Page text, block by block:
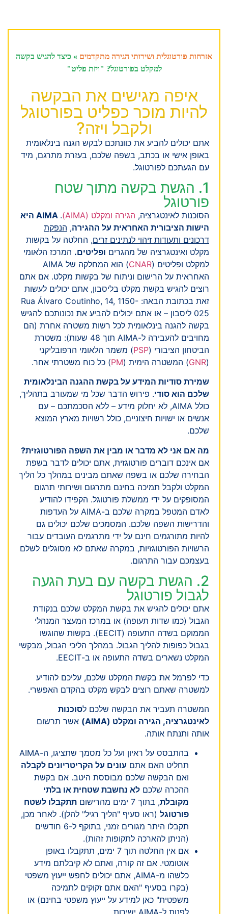
אזרחות פורטוגלית ושירותי הגירה מתקדמים » כיצד להגיש בקשה
למקלט בפורטוגל? "ויזת פליט"
איפה מגישים את הבקשה
להיות מוכר כפליט בפורטוגל
ולקבל ויזה?
אתם יכולים להביע את כוונתכם לבקש הגנה בינלאומית
באופן אישי או בכתב, בשפה שלכם, בעזרת מתרגם, מיד
עם הגעתכם לפורטוגל.
1. הגשת בקשה מתוך שטח
פורטוגל
הסוכנות לאינטגרציה, הגירה ומקלט (AIMA) .
AIMA היא
הישות הציבורית האחראית על ההגירה, הנפקת
דרכונים ותעודות זיהוי לנתינים זרים, החלטה על בקשות
מקלט ואינטגרציה של מהגרים ופליטים. המרכז הלאומי
למקלט ופליטים (CNAR
) הוא המחלקה של AIMA
האחראית על הרישום וניתוח של בקשות מקלט. אם אתם
רוצים להגיש בקשת מקלט בליסבון, אתם יכולים לעשות
זאת בכתובת הבאה: Rua Álvaro Coutinho, 14, 1150-
025 ליסבון – או אתם יכולים להביע את נכונותכם להגיש
בקשה להגנה בינלאומית לכל רשות משטרה אחרת (הם
מחויבים להעבירה ל-AIMA תוך 48 שעות): משטרת
הביטחון הציבורי (PSP) משמר הלאומי הרפובליקני
(
GNR) המשטרה הימית (PM) כל כוח משטרתי אחר.
שמירת סודיות המידע על בקשת ההגנה הבינלאומית
שלכם הוא סודי. פירוש הדבר שכל מי שמעורב בתהליך,
כולל AIMA, לא יחלוק מידע – ללא הסכמתכם – עם
אנשים או ישויות חיצוניים, כולל רשויות מארץ המוצא
שלכם.
מה אם אני לא מדבר או מבין את השפה הפורטוגזית?
אם אינכם דוברים פורטוגזית, אתם יכולים לדבר בשפת
הבחירה שלכם או בשפה שאתם מבינים במהלך כל הליך
המקלט ולקבל תמיכה בחינם מתרגום ושירותי תרגום
המסופקים על ידי ממשלת פורטוגל. הקפידו להודיע
לאדם המטפל במקרה שלכם ב-AIMA על העדפות
והדרישות השפה שלכם. המסמכים שלכם יכולים גם
להיות מתורגמים חינם על ידי מתרגמים העובדים עבור
הרשויות הפורטוגזיות, במקרה שאתם לא מסוגלים לשלם
בעצמכם עבור התרגום.
2. הגשת בקשה עם בעת הגעה
לגבול פורטוגל
אתם יכולים להגיש את בקשת המקלט שלכם בנקודת
הגבול (כמו שדות תעופה) או במרכז המעצר המנהלי
הממוקם בשדה התעופה (EECIT). בקשות שהוגשו
בגבול כפופות להליך הגבול. במהלך הליכי הגבול, מבקשי
המקלט נשארים בשדה התעופה או ב-EECIT.
כדי לפרמל את בקשת המקלט שלכם, עליכם להודיע
למשטרה שאתם רוצים לבקש מקלט בהקדם האפשרי.
המשטרה תעביר את הבקשה שלכם לסוכנות
לאינטגרציה, הגירה ומקלט (AIMA)
אשר תרשום
אותה ותנתח אותה.
בהתבסס על ראיון ועל כל מסמך שתציגו, ה-AIMA
תחליט האם אתם עונים על הקריטריונים לקבלה
ואם הבקשה שלכם מבוססת היטב. אם בקשת
ההכרה שלכם לא נחשבת שטחית או בלתי
מקובלת, בתוך 7 ימים מהרישום
תתקבלו לשטח
פורטוגל (ראו סעיף "הליך רגיל" להלן). לאחר מכן,
תקבלו היתר מגורים זמני, בתוקף ל-6 חודשים
(הניתן להארכה לתקופות זהות).
אם אין החלטה תוך 7 ימים, תתקבלו באופן
אוטומטי. אם זה קורה, ואתם לא קיבלתם מידע
כלשהו מ-AIMA, אתם יכולים לחפש ייעוץ משפטי
(בקרו בסעיף "האם אתם זקוקים לתמיכה
משפטית" כאן למידע על ייעוץ משפטי בחינם) או